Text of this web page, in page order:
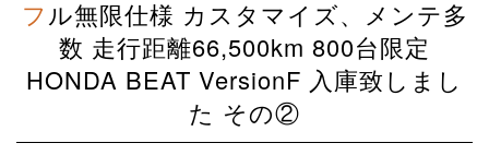
フル無限仕様 カスタマイズ、メンテ多
数 走行距離66,500km 800台限定
HONDA BEAT VersionF 入庫致しまし
た その②